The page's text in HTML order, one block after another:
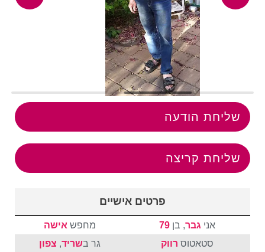
שליחת הודעה
שליחת קריצה
פרטים אישיים
אני גבר, בן 79 מחפש אישה
סטאטוס רווק גר בשריד, צפון